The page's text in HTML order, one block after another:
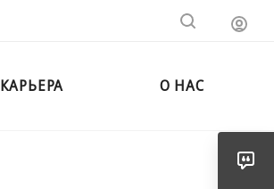
КАРЬЕРА О НАС